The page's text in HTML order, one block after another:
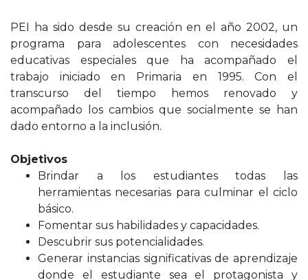
PEI ha sido desde su creación en el año 2002, un
programa para adolescentes con necesidades
educativas especiales que ha acompañado el
trabajo iniciado en Primaria en 1995. Con el
transcurso del tiempo hemos renovado y
acompañado los cambios que socialmente se han
dado entorno a la inclusión.
Objetivos
Brindar a los estudiantes todas las
herramientas necesarias para culminar el ciclo
básico.
Fomentar sus habilidades y capacidades.
Descubrir sus potencialidades.
Generar instancias significativas de aprendizaje
donde el estudiante sea el protagonista y